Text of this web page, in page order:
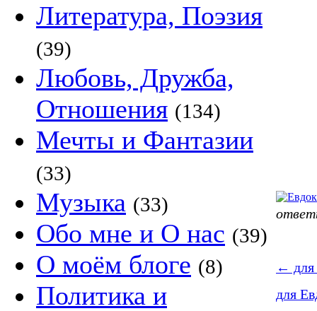
Литература, Поэзия
(39)
Любовь, Дружба,
Отношения (134)
Мечты и Фантазии
(33)
Музыка (33)
Обо мне и О нас (39)
О моём блоге (8)
Политика и
←
для